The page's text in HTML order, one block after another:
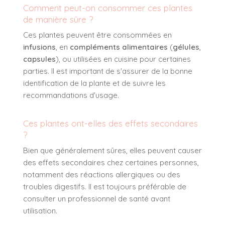
Comment peut-on consommer ces plantes
de manière sûre ?
Ces plantes peuvent être consommées en
infusions, en compléments alimentaires (gélules,
capsules), ou utilisées en cuisine pour certaines
parties. Il est important de s'assurer de la bonne
identification de la plante et de suivre les
recommandations d'usage.
Ces plantes ont-elles des effets secondaires
?
Bien que généralement sûres, elles peuvent causer
des effets secondaires chez certaines personnes,
notamment des réactions allergiques ou des
troubles digestifs. Il est toujours préférable de
consulter un professionnel de santé avant
utilisation.